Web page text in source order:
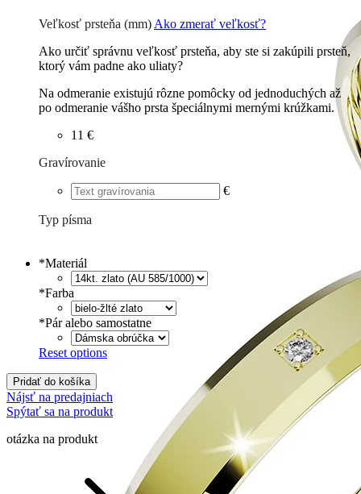
Veľkosť prsteňa (mm) Ako zmerať veľkosť?
Ako určiť správnu veľkosť prsteňa, aby ste si zakúpili prsteň,
ktorý vám padne ako uliaty?
Na odmeranie existujú rôzne pomôcky od jednoduchých až
po odmeranie vášho prsta špeciálnymi mernými krúžkami.
11 €
Gravírovanie
€
Typ písma
*Materiál
*Farba
*Pár alebo samostatne
Reset options
Pridať do košíka
Nájsť na predajniach
Spýtať sa na produkt
otázka na produkt